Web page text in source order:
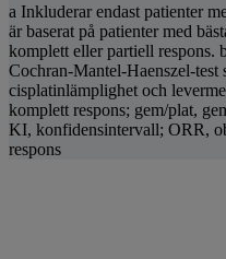
a Inkluderar endast patienter
är baserat på patienter med
komplett eller partiell respons.
Cochran-Mantel-Haenszel-
cisplatinlämplighet och
komplett respons; gem/plat,
KI, konfidensintervall; ORR,
respons